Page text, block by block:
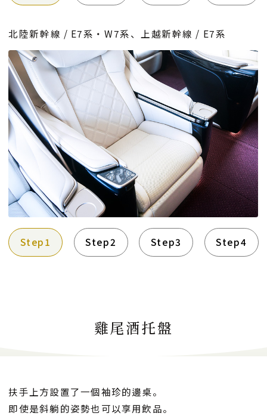
北陸新幹線 / E7系・W7系、上越新幹線 / E7系
Step1 Step2 Step3 Step4
雞尾酒托盤
扶手上方設置了一個袖珍的邊桌。
即使是斜躺的姿勢也可以享用飲品。